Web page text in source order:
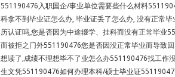
551190476入职国企/事业单位需要些什么材料
科拿不到毕业证怎么办, 毕业证丢了怎么办, 没有正常
历认证吗,您是否因为中途辍学、挂科而没有正常毕业
而被拒之门外551190476您是否因没正常毕业而导致
想读了,成绩不理想毕不了业怎么办551190476找工作
生文凭551190476如何办理本科/硕士毕业证